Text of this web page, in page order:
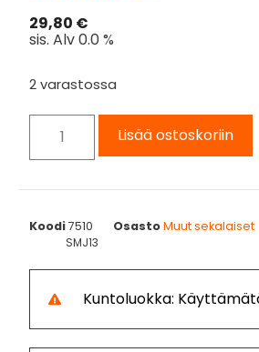
29,80 €
sis. Alv 0.0 %
2 varastossa
Lisää ostoskoriin
Koodi7510 OsastoMuut sekalaiset
SMJ13
Kuntoluokka: